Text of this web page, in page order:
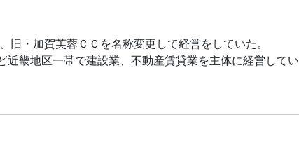
・加賀芙蓉ＣＣを名称変更して経営をしていた。
畿地区一帯で建設業、不動産賃貸業を主体に経営してい